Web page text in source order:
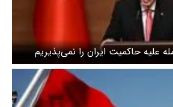
علیه حاکمیت ایران را نمی‌پذیریم